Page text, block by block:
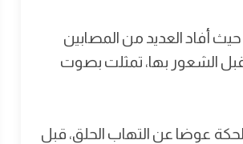
أفاد العديد من المصابين
كانت واضحة قبل الشعور بها، تمثلت بصوت
عوضا عن التهاب الحلق، قبل